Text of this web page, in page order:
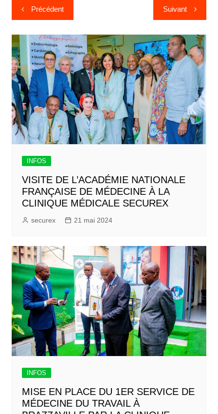
Précédent Suivant
INFOS
VISITE DE L’ACADÉMIE NATIONALE
FRANÇAISE DE MÉDECINE À LA
CLINIQUE MÉDICALE SECUREX
securex 21 mai 2024
INFOS
MISE EN PLACE DU 1ER SERVICE DE
MÉDECINE DU TRAVAIL À